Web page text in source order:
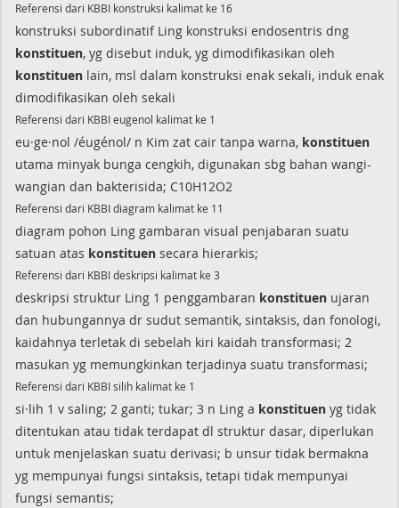
Referensi dari KBBI konstruksi kalimat ke 16
konstruksi subordinatif Ling konstruksi endosentris dng
konstituen, yg disebut induk, yg dimodifikasikan oleh
konstituen lain, msl dalam konstruksi enak sekali, induk enak
dimodifikasikan oleh sekali
Referensi dari KBBI eugenol kalimat ke 1
eu·ge·nol /éugénol/ n Kim zat cair tanpa warna, konstituen
utama minyak bunga cengkih, digunakan sbg bahan wangi-
wangian dan bakterisida; C10H12O2
Referensi dari KBBI diagram kalimat ke 11
diagram pohon Ling gambaran visual penjabaran suatu
satuan atas konstituen secara hierarkis;
Referensi dari KBBI deskripsi kalimat ke 3
deskripsi struktur Ling 1 penggambaran konstituen ujaran
dan hubungannya dr sudut semantik, sintaksis, dan fonologi,
kaidahnya terletak di sebelah kiri kaidah transformasi; 2
masukan yg memungkinkan terjadinya suatu transformasi;
Referensi dari KBBI silih kalimat ke 1
si·lih 1 v saling; 2 ganti; tukar; 3 n Ling a konstituen yg tidak
ditentukan atau tidak terdapat dl struktur dasar, diperlukan
untuk menjelaskan suatu derivasi; b unsur tidak bermakna
yg mempunyai fungsi sintaksis, tetapi tidak mempunyai
fungsi semantis;